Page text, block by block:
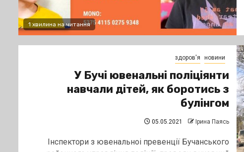
1 хвилина на читання
здоров'я новини
У Бучі ювенальні поліціянти
навчали дітей, як боротись з
булінгом
05.05.2021 Ірина Паясь
Інспектори з ювенальноі превенції Бучанського